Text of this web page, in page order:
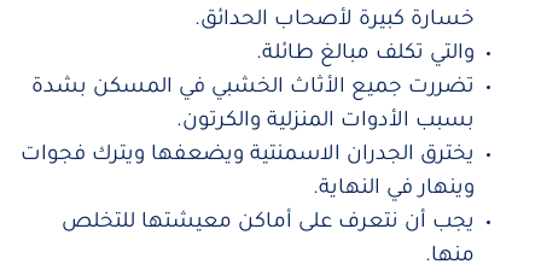
خسارة كبيرة لأصحاب الحدائق.
والتي تكلف مبالغ طائلة.
تضررت جميع الأثاث الخشبي في المسكن بشدة
بسبب الأدوات المنزلية والكرتون.
يخترق الجدران الاسمنتية ويضعفها ويترك فجوات
وينهار في النهاية.
يجب أن نتعرف على أماكن معيشتها للتخلص
منها.